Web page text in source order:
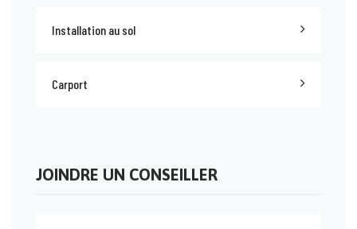
Installation au sol
Carport
JOINDRE UN CONSEILLER